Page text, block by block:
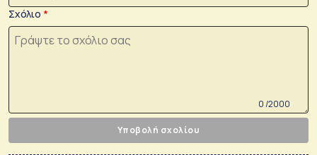
Σχόλιο
0 /2000
Υποβολή σχολίου